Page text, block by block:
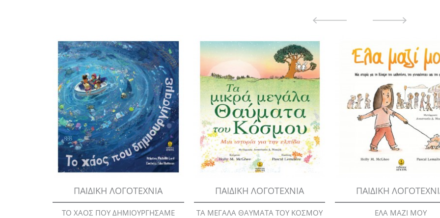
ΠΑΙΔΙΚΗ ΛΟΓΟΤΕΧΝΙΑ
ΤΟ ΧΑΟΣ ΠΟΥ ΔΗΜΙΟΥΡΓΗΣΑΜΕ
ΠΑΙΔΙΚΗ ΛΟΓΟΤΕΧΝΙΑ
ΤΑ ΜΕΓΑΛΑ ΘΑΥΜΑΤΑ ΤΟΥ ΚΟΣΜΟΥ
ΠΑΙΔΙΚΗ
ΕΛΑ ΜΑΖΙ ΜΟΥ